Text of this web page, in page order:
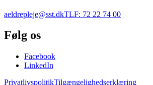
aeldrepleje@sst.dkTLF: 72 22 74 00
Følg os
Facebook
LinkedIn
PrivatlivspolitikTilgængelighedserklæring